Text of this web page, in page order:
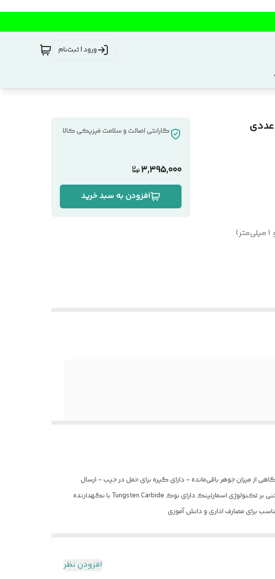
ورود | ثبت‌نام
گارانتی اصالت و سلامت فیزیکی کالا
3,395,000
افزودن به سبد خرید
از میزان جوهر باقی‌مانده - دارای گیره برای حمل در جیب - ارسال
بسته‌ی چندرنگ به صورت تصادفی. خودکار فوق روان سمی ژل SGP 102 نگارش روان و یکنواخت در 8 رنگ با جوهرمبتنی بر تکنولوژی اسمارتینک دارای نوک Tungsten Carbide با نگهدارنده
افزودن نظر